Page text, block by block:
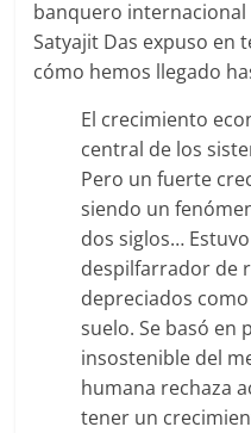
banquero
Satyajit Das expuso en
cómo hemos llegado
El crecimiento
central de los
Pero un fuerte
siendo un
dos siglos…
despilfarrador de
depreciados
suelo. Se basó en
insostenible del
humana rechaza
tener un